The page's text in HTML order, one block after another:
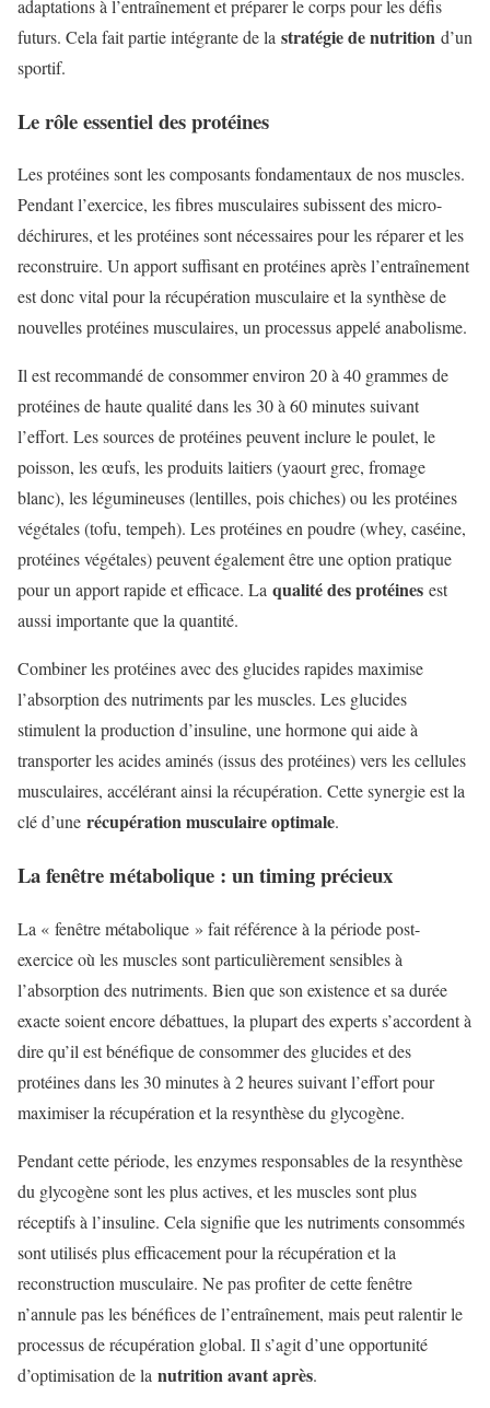
adaptations à l’entraînement et préparer le corps pour les défis
futurs. Cela fait partie intégrante de la stratégie de nutrition d’un
sportif.
Le rôle essentiel des protéines
Les protéines sont les composants fondamentaux de nos muscles.
Pendant l’exercice, les fibres musculaires subissent des micro-
déchirures, et les protéines sont nécessaires pour les réparer et les
reconstruire. Un apport suffisant en protéines après l’entraînement
est donc vital pour la récupération musculaire et la synthèse de
nouvelles protéines musculaires, un processus appelé anabolisme.
Il est recommandé de consommer environ 20 à 40 grammes de
protéines de haute qualité dans les 30 à 60 minutes suivant
l’effort. Les sources de protéines peuvent inclure le poulet, le
poisson, les œufs, les produits laitiers (yaourt grec, fromage
blanc), les légumineuses (lentilles, pois chiches) ou les protéines
végétales (tofu, tempeh). Les protéines en poudre (whey, caséine,
protéines végétales) peuvent également être une option pratique
pour un apport rapide et efficace. La qualité des protéines est
aussi importante que la quantité.
Combiner les protéines avec des glucides rapides maximise
l’absorption des nutriments par les muscles. Les glucides
stimulent la production d’insuline, une hormone qui aide à
transporter les acides aminés (issus des protéines) vers les cellules
musculaires, accélérant ainsi la récupération. Cette synergie est la
clé d’une récupération musculaire optimale.
La fenêtre métabolique : un timing précieux
La « fenêtre métabolique » fait référence à la période post-
exercice où les muscles sont particulièrement sensibles à
l’absorption des nutriments. Bien que son existence et sa durée
exacte soient encore débattues, la plupart des experts s’accordent à
dire qu’il est bénéfique de consommer des glucides et des
protéines dans les 30 minutes à 2 heures suivant l’effort pour
maximiser la récupération et la resynthèse du glycogène.
Pendant cette période, les enzymes responsables de la resynthèse
du glycogène sont les plus actives, et les muscles sont plus
réceptifs à l’insuline. Cela signifie que les nutriments consommés
sont utilisés plus efficacement pour la récupération et la
reconstruction musculaire. Ne pas profiter de cette fenêtre
n’annule pas les bénéfices de l’entraînement, mais peut ralentir le
processus de récupération global. Il s’agit d’une opportunité
d’optimisation de la nutrition avant après.